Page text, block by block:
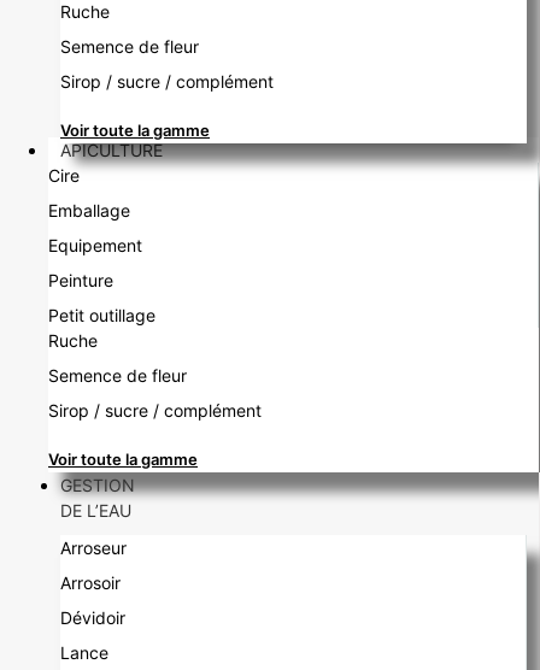
Ruche
Semence de fleur
Sirop / sucre / complément
Voir toute la gamme
APICULTURE
Cire
Emballage
Equipement
Peinture
Petit outillage
Ruche
Semence de fleur
Sirop / sucre / complément
Voir toute la gamme
GESTION
DE L’EAU
Arroseur
Arrosoir
Dévidoir
Lance